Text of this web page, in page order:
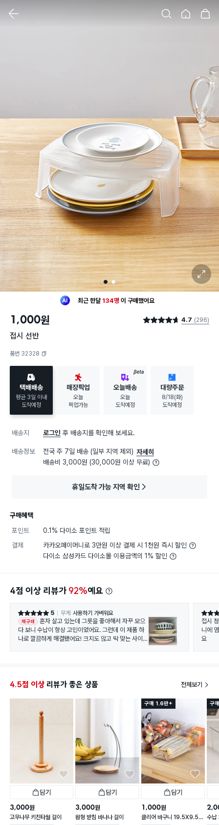
1 2
확대 보기
최근 한달 134명 이 구매했어요
구매했어요
1,000원 별점 4.7점 4.7 (296)
접시 선반
품번 32328
택배배송
평균 3일 이내
도착예정
매장픽업
오늘
픽업가능
BETA
오늘배송
오늘
도착예정
대량주문
8/18(화)
도착예정
배송지 로그인 후 배송지를 확인해 보세요.
배송정보 전국 주 7일 배송 (일부 지역 제외) 자세히
배송비 3,000원 (30,000원 이상 무료)
휴일도착 가능 지역 확인
구매혜택
포인트
0.1% 다이소 포인트 적립
결제
카카오페이머니로 3만원 이상 결제 시 1천원 즉시 할인
다이소 삼성카드 다이소몰 이용금액의 1% 할인
4점 이상 리뷰가 92%예요
별점 5점 5 무게 사용하기 가벼워요
재구매
혼자 살고 있는데 그릇을 좋아해서 자꾸 모으
다 보니 수납이 항상 고민이었어요. 그런데 이 제품 하
나로 깔끔하게 해결됐어요! 크지도 않고 딱 맞는 사이즈
별점 5
접시 정리하기 좋
니에 염화
요
4.5점 이상 리뷰가 좋은 상품 전체보기
담기
3,000원
고무나무 키친타월 걸이
담기
3,000원
원형 받침 바나나 걸이
구매 1.6만+
담기
1,000원
클리어 바구니 19.5X9.5X
구
수